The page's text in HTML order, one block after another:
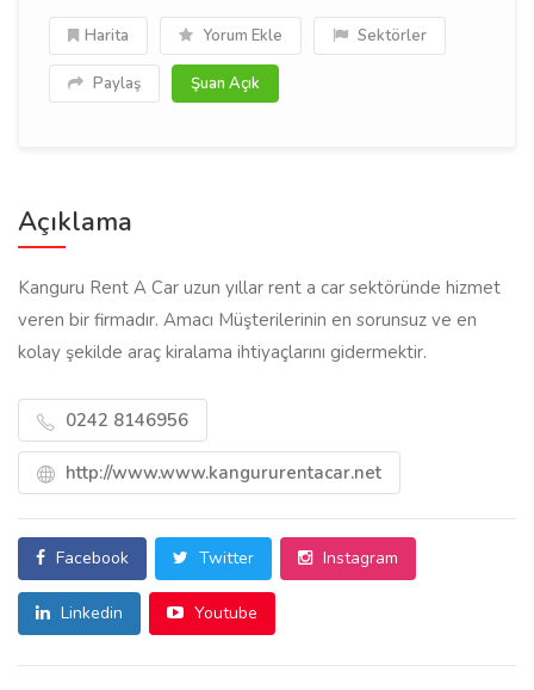
Harita Yorum Ekle Sektörler
Paylaş Şuan Açık
Açıklama
Kanguru Rent A Car uzun yıllar rent a car sektöründe hizmet
veren bir firmadır. Amacı Müşterilerinin en sorunsuz ve en
kolay şekilde araç kiralama ihtiyaçlarını gidermektir.
0242 8146956
http://www.www.kangururentacar.net
Facebook Twitter Instagram
Linkedin Youtube